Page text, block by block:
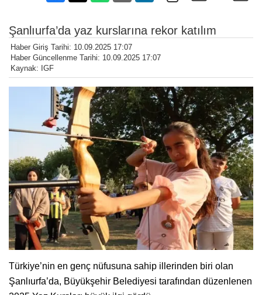
Şanlıurfa’da yaz kurslarına rekor katılım
Haber Giriş Tarihi: 10.09.2025 17:07
Haber Güncellenme Tarihi: 10.09.2025 17:07
Kaynak: IGF
Türkiye’nin en genç nüfusuna sahip illerinden biri olan
Şanlıurfa’da, Büyükşehir Belediyesi tarafından düzenlenen